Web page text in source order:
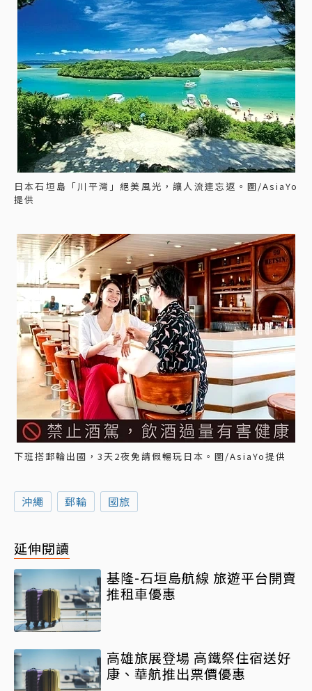
日本石垣島「川平灣」絕美風光，讓人流連忘返。圖/AsiaYo
提供
下班搭郵輪出國，3天2夜免請假暢玩日本。圖/AsiaYo提供
沖繩 郵輪 國旅
延伸閱讀
基隆-石垣島航線 旅遊平台開賣
推租車優惠
高雄旅展登場 高鐵祭住宿送好
康、華航推出票價優惠